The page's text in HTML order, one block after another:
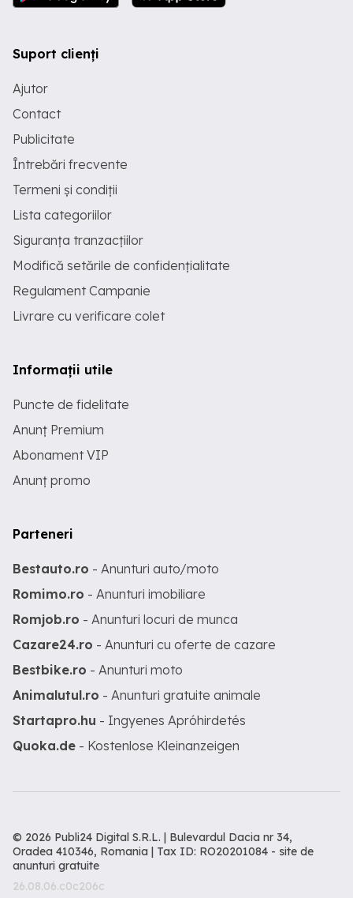
Suport clienți
Ajutor
Contact
Publicitate
Întrebări frecvente
Termeni și condiții
Lista categoriilor
Siguranța tranzacțiilor
Modifică setările de confidențialitate
Regulament Campanie
Livrare cu verificare colet
Informații utile
Puncte de fidelitate
Anunț Premium
Abonament VIP
Anunț promo
Parteneri
Bestauto.ro - Anunturi auto/moto
Romimo.ro - Anunturi imobiliare
Romjob.ro - Anunturi locuri de munca
Cazare24.ro - Anunturi cu oferte de cazare
Bestbike.ro - Anunturi moto
Animalutul.ro - Anunturi gratuite animale
Startapro.hu - Ingyenes Apróhirdetés
Quoka.de - Kostenlose Kleinanzeigen
© 2026 Publi24 Digital S.R.L. | Bulevardul Dacia nr 34,
Oradea 410346, Romania | Tax ID: RO20201084 - site de
anunturi gratuite
26.08.06.c0c206c